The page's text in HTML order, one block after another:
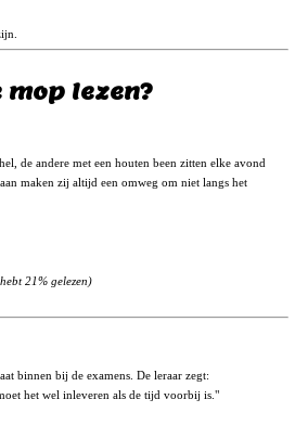
mop lezen?
de andere met een houten been zitten elke avond
maken zij altijd een omweg om niet langs het
21% gelezen)
binnen bij de examens. De leraar zegt:
het wel inleveren als de tijd voorbij is."